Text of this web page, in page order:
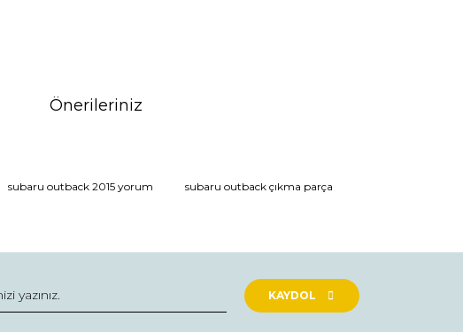
Önerileriniz
kullanarak tarafımıza iletebilirsiniz.
subaru outback 2015 yorum
subaru outback çıkma parça
KAYDOL